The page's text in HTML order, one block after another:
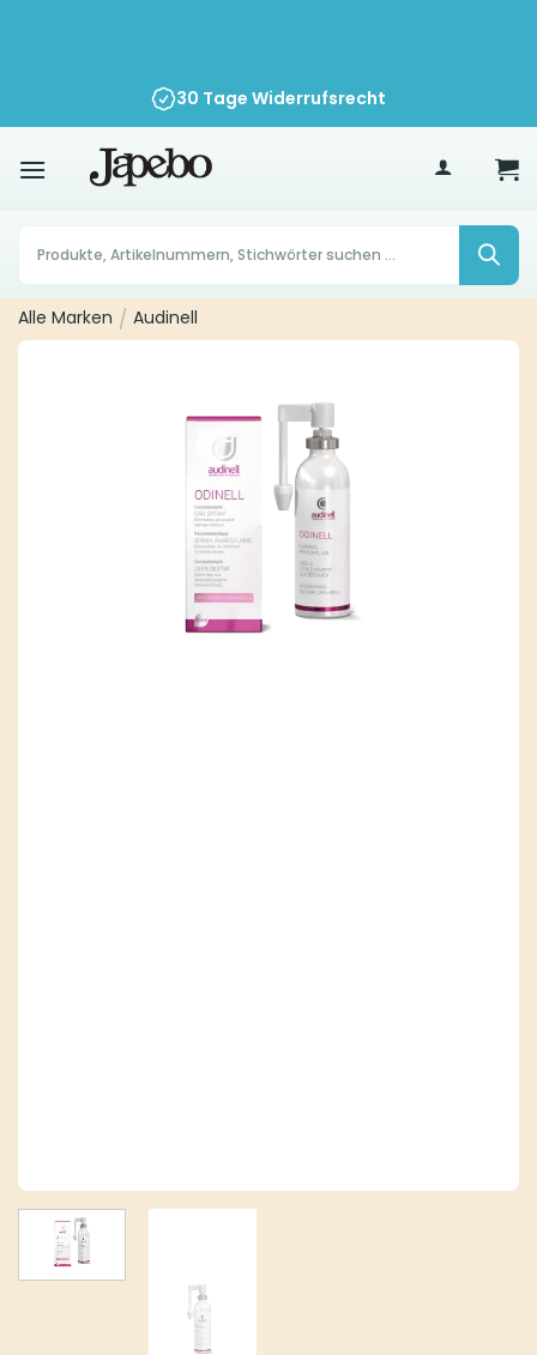
70
30 Tage Widerrufsrecht
Products
search
Alle Marken / Audinell